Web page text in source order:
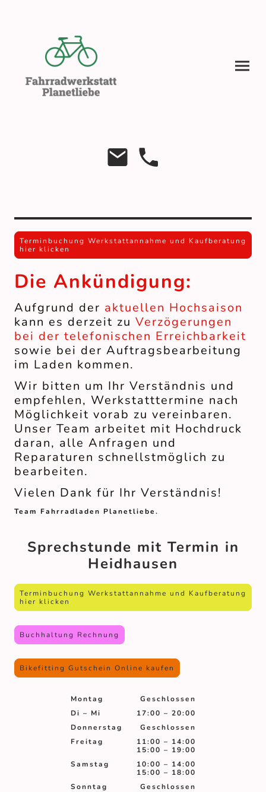
Terminbuchung Werkstattannahme und Kaufberatung
hier klicken
Die Ankündigung:
Aufgrund der aktuellen Hochsaison
kann es derzeit zu Verzögerungen
bei der telefonischen Erreichbarkeit
sowie bei der Auftragsbearbeitung
im Laden kommen.
Wir bitten um Ihr Verständnis und
empfehlen, Werkstatttermine nach
Möglichkeit vorab zu vereinbaren.
Unser Team arbeitet mit Hochdruck
daran, alle Anfragen und
Reparaturen schnellstmöglich zu
bearbeiten.
Vielen Dank für Ihr Verständnis!
Team Fahrradladen Planetliebe.
Sprechstunde mit Termin in
Heidhausen
Terminbuchung Werkstattannahme und Kaufberatung
hier klicken
Buchhaltung Rechnung
Bikefitting Gutschein Online kaufen
Montag
Geschlossen
Di – Mi 17:00 – 20:00
Donnerstag
Geschlossen
Freitag
11:00 – 14:00
15:00 – 19:00
Samstag
10:00 – 14:00
15:00 – 18:00
Sonntag
Geschlossen